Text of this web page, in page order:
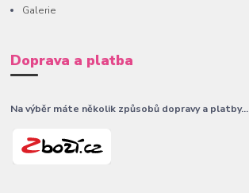
Galerie
Doprava a platba
Na výběr máte několik způsobů dopravy a